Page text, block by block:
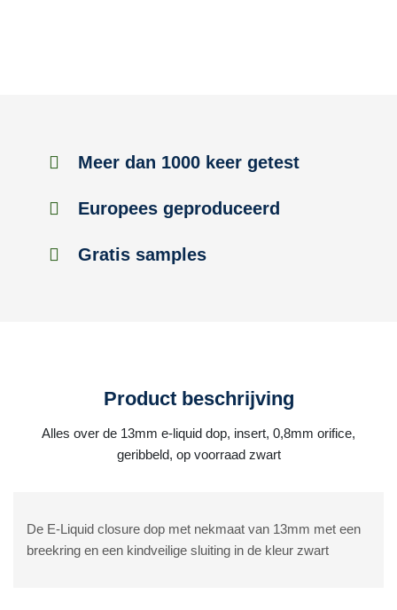
Meer dan 1000 keer getest
Europees geproduceerd
Gratis samples
Product beschrijving
Alles over de 13mm e-liquid dop, insert, 0,8mm orifice,
geribbeld, op voorraad zwart
De E-Liquid closure dop met nekmaat van 13mm met een
breekring en een kindveilige sluiting in de kleur zwart